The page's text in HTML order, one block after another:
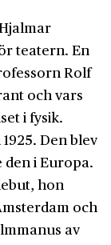
teatern. En
Rolf
och vars
i fysik.
Den blev
den i Europa.
hon
och
av